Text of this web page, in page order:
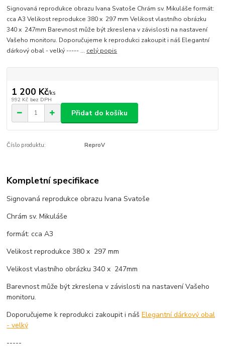
Signovaná reprodukce obrazu Ivana Svatoše Chrám sv. Mikuláše formát:
cca A3 Velikost reprodukce 380 x 297 mm Velikost vlastního obrázku
340 x 247mm Barevnost může být zkreslena v závislosti na nastavení
Vašeho monitoru. Doporučujeme k reprodukci zakoupit i náš Elegantní
dárkový obal - velký ----- ... celý popis
1 200 Kč/ks
992 Kč bez DPH
Přidat do košíku
Číslo produktu: ReproV
Kompletní specifikace
Signovaná reprodukce obrazu Ivana Svatoše
Chrám sv. Mikuláše
formát: cca A3
Velikost reprodukce 380 x 297 mm
Velikost vlastního obrázku 340 x 247mm
Barevnost může být zkreslena v závislosti na nastavení Vašeho
monitoru.
Doporučujeme k reprodukci zakoupit i nášElegantní dárkový obal
- velký
-----